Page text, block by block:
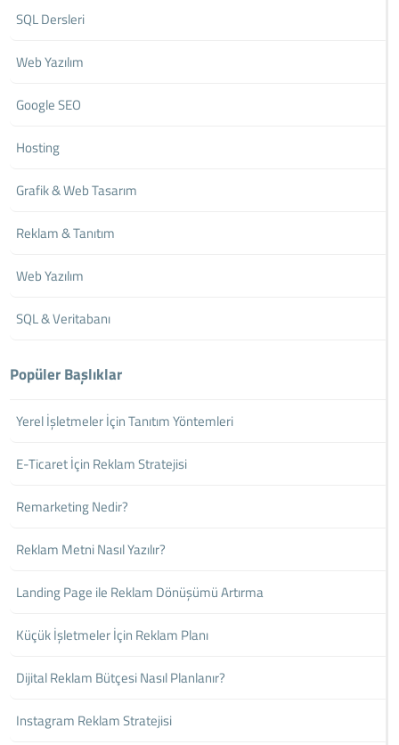
SQL Dersleri
Web Yazılım
Google SEO
Hosting
Grafik & Web Tasarım
Reklam & Tanıtım
Web Yazılım
SQL & Veritabanı
Popüler Başlıklar
Yerel İşletmeler İçin Tanıtım Yöntemleri
E-Ticaret İçin Reklam Stratejisi
Remarketing Nedir?
Reklam Metni Nasıl Yazılır?
Landing Page ile Reklam Dönüşümü Artırma
Küçük İşletmeler İçin Reklam Planı
Dijital Reklam Bütçesi Nasıl Planlanır?
Instagram Reklam Stratejisi